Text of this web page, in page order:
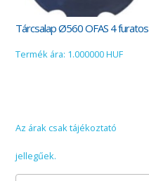
Tárcsalap Ø560 OFAS 4 furatos
Termék ára: 1.000000 HUF
Az árak csak tájékoztató
jellegűek.